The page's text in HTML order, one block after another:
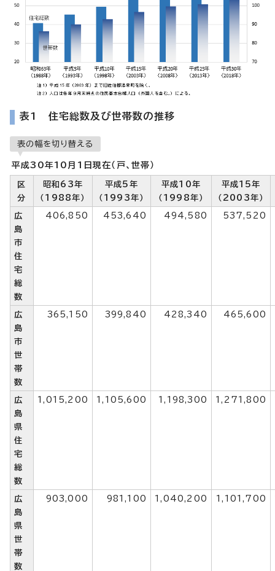
表1 住宅総数及び世帯数の推移
表の幅を切り替える
平成30年10月1日現在（戸、世帯）
区
分
昭和63年
（1988年）
平成5年
（1993年）
平成10年
（1998年）
平成15年
（2003年）
広
島
市
住
宅
総
数
406,850 453,640 494,580 537,520
広
島
市
世
帯
数
365,150 399,840 428,340 465,600
広
島
県
住
宅
総
数
1,015,200 1,105,600 1,198,300 1,271,800
広
島
県
世
帯
数
903,000 981,100 1,040,200 1,101,700